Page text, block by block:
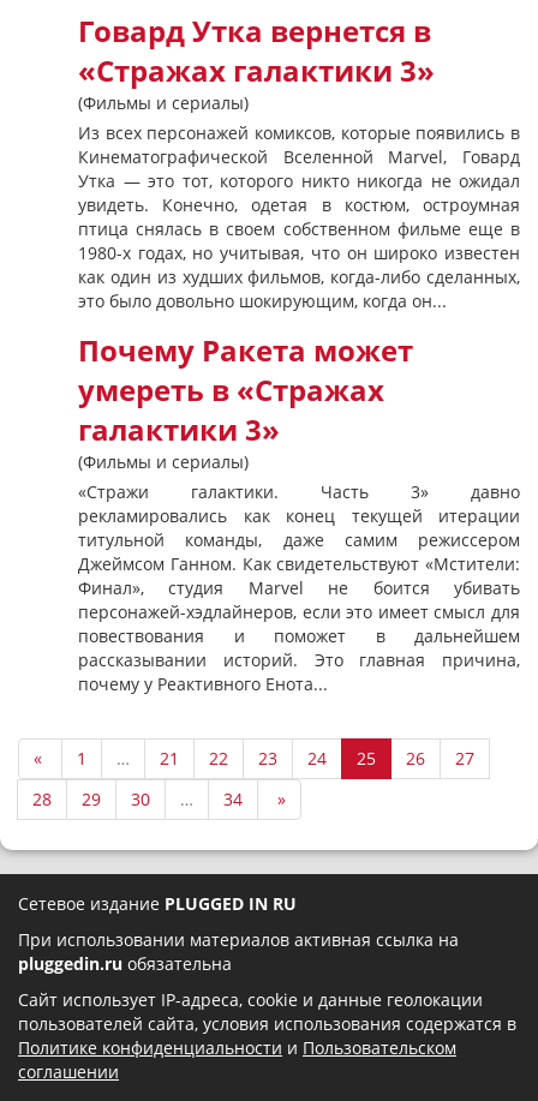
Говард Утка вернется в
«Стражах галактики 3»
(Фильмы и сериалы)
Из всех персонажей комиксов, которые появились в
Кинематографической Вселенной Marvel, Говард
Утка — это тот, которого никто никогда не ожидал
увидеть. Конечно, одетая в костюм, остроумная
птица снялась в своем собственном фильме еще в
1980-х годах, но учитывая, что он широко известен
как один из худших фильмов, когда-либо сделанных,
это было довольно шокирующим, когда он...
Почему Ракета может
умереть в «Стражах
галактики 3»
(Фильмы и сериалы)
«Стражи галактики. Часть 3» давно
рекламировались как конец текущей итерации
титульной команды, даже самим режиссером
Джеймсом Ганном. Как свидетельствуют «Мстители:
Финал», студия Marvel не боится убивать
персонажей-хэдлайнеров, если это имеет смысл для
повествования и поможет в дальнейшем
рассказывании историй. Это главная причина,
почему у Реактивного Енота...
« 1 … 21 22 23 24 25 26
27
28
29 30 … 34 »
Сетевое издание PLUGGED IN RU
При использовании материалов активная ссылка на
pluggedin.ru обязательна
Сайт использует IP-адреса, cookie и данные геолокации
пользователей сайта, условия использования содержатся в
Политике конфиденциальности и Пользовательском
соглашении